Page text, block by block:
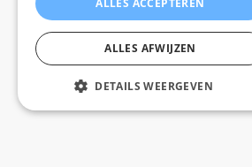
ALLES ACCEPTEREN
ALLES AFWIJZEN
DETAILS WEERGEVEN